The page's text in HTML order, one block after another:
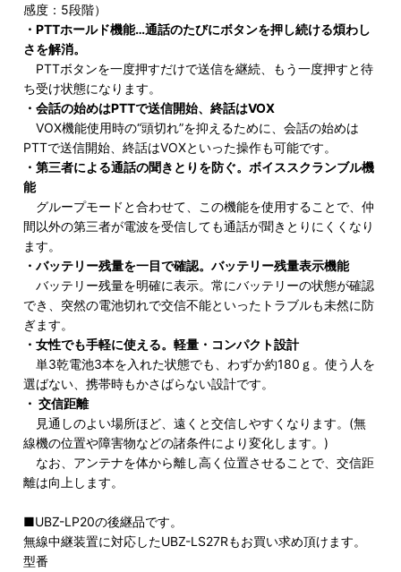
感度：5段階）
・PTTホールド機能…通話のたびにボタンを押し続ける煩わし
さを解消。
PTTボタンを一度押すだけで送信を継続、もう一度押すと待
ち受け状態になります。
・会話の始めはPTTで送信開始、終話はVOX
VOX機能使用時の“頭切れ”を抑えるために、会話の始めは
PTTで送信開始、終話はVOXといった操作も可能です。
・第三者による通話の聞きとりを防ぐ。ボイススクランブル機
能
グループモードと合わせて、この機能を使用することで、仲
間以外の第三者が電波を受信しても通話が聞きとりにくくなり
ます。
・バッテリー残量を一目で確認。バッテリー残量表示機能
バッテリー残量を明確に表示。常にバッテリーの状態が確認
でき、突然の電池切れで交信不能といったトラブルも未然に防
ぎます。
・女性でも手軽に使える。軽量・コンパクト設計
単3乾電池3本を入れた状態でも、わずか約180ｇ。使う人を
選ばない、携帯時もかさばらない設計です。
・ 交信距離
見通しのよい場所ほど、遠くと交信しやすくなります。(無
線機の位置や障害物などの諸条件により変化します。)
なお、アンテナを体から離し高く位置させることで、交信距
離は向上します。
■UBZ-LP20の後継品です。
無線中継装置に対応したUBZ-LS27Rもお買い求め頂けます。
型番